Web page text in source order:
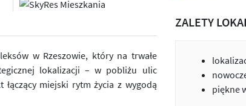
w Rzeszowie, który na trwałe
lokalizacji – w pobliżu ulic
miejski rytm życia z wygodą
ZALETY
piękne